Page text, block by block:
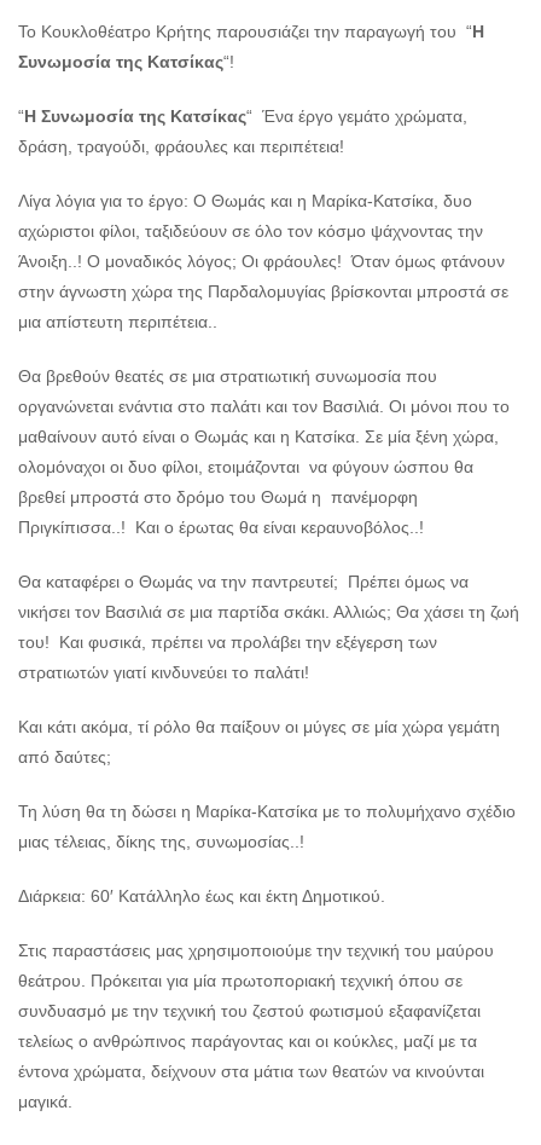
Το Κουκλοθέατρο Κρήτης παρουσιάζει την παραγωγή του “Η
Συνωμοσία της Κατσίκας“!
“Η Συνωμοσία της Κατσίκας“ Ένα έργο γεμάτο χρώματα,
δράση, τραγούδι, φράουλες και περιπέτεια!
Λίγα λόγια για το έργο: Ο Θωμάς και η Μαρίκα-Κατσίκα, δυο
αχώριστοι φίλοι, ταξιδεύουν σε όλο τον κόσμο ψάχνοντας την
Άνοιξη..! Ο μοναδικός λόγος; Οι φράουλες! Όταν όμως φτάνουν
στην άγνωστη χώρα της Παρδαλομυγίας βρίσκονται μπροστά σε
μια απίστευτη περιπέτεια..
Θα βρεθούν θεατές σε μια στρατιωτική συνωμοσία που
οργανώνεται ενάντια στο παλάτι και τον Βασιλιά. Οι μόνοι που το
μαθαίνουν αυτό είναι ο Θωμάς και η Κατσίκα. Σε μία ξένη χώρα,
ολομόναχοι οι δυο φίλοι, ετοιμάζονται να φύγουν ώσπου θα
βρεθεί μπροστά στο δρόμο του Θωμά η πανέμορφη
Πριγκίπισσα..! Και ο έρωτας θα είναι κεραυνοβόλος..!
Θα καταφέρει ο Θωμάς να την παντρευτεί; Πρέπει όμως να
νικήσει τον Βασιλιά σε μια παρτίδα σκάκι. Αλλιώς; Θα χάσει τη ζωή
του! Και φυσικά, πρέπει να προλάβει την εξέγερση των
στρατιωτών γιατί κινδυνεύει το παλάτι!
Και κάτι ακόμα, τί ρόλο θα παίξουν οι μύγες σε μία χώρα γεμάτη
από δαύτες;
Τη λύση θα τη δώσει η Μαρίκα-Κατσίκα με το πολυμήχανο σχέδιο
μιας τέλειας, δίκης της, συνωμοσίας..!
Διάρκεια: 60′ Κατάλληλο έως και έκτη Δημοτικού.
Στις παραστάσεις μας χρησιμοποιούμε την τεχνική του μαύρου
θεάτρου. Πρόκειται για μία πρωτοποριακή τεχνική όπου σε
συνδυασμό με την τεχνική του ζεστού φωτισμού εξαφανίζεται
τελείως ο ανθρώπινος παράγοντας και οι κούκλες, μαζί με τα
έντονα χρώματα, δείχνουν στα μάτια των θεατών να κινούνται
μαγικά.